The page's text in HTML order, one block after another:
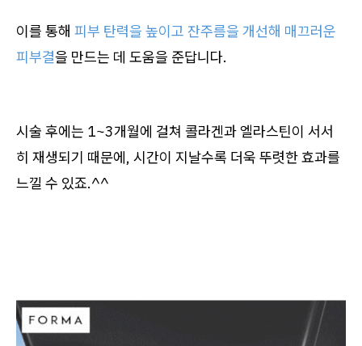
이를 통해 피부 탄력을 높이고 잔주름을 개선해 매끄러운
피부결을 만드는 데 도움을 준답니다.
시술 후에는 1~3개월에 걸쳐 콜라겐과 엘라스틴이 서서
히 재생되기 때문에, 시간이 지날수록 더욱 뚜렷한 효과를
느낄 수 있죠.^^